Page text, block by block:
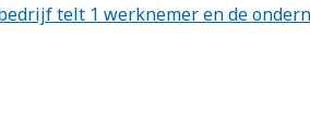
telt 1 werknemer en de